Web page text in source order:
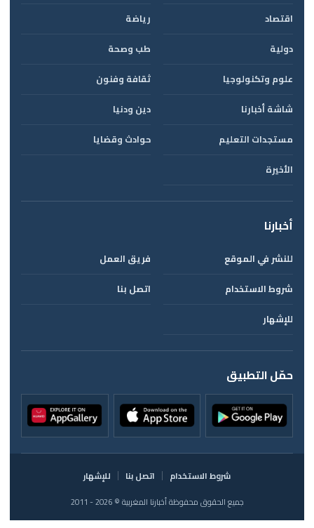
اقتصاد
رياضة
دولية
طب وصحة
علوم وتكنولوجيا
ثقافة وفنون
شاشة أخبارنا
دين ودنيا
مستجدات التعليم
حوادث وقضايا
الأخيرة
أخبارنا
للنشر في الموقع
فريق العمل
شروط الاستخدام
اتصل بنا
للإشهار
حمّل التطبيق
شروط الاستخدام اتصل بنا
للإشهار
جميع الحقوق محفوظة أخبارنا المغربية © 2026 - 2011